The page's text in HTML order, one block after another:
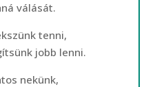
válását.
tenni,
jobb lenni.
nekünk,